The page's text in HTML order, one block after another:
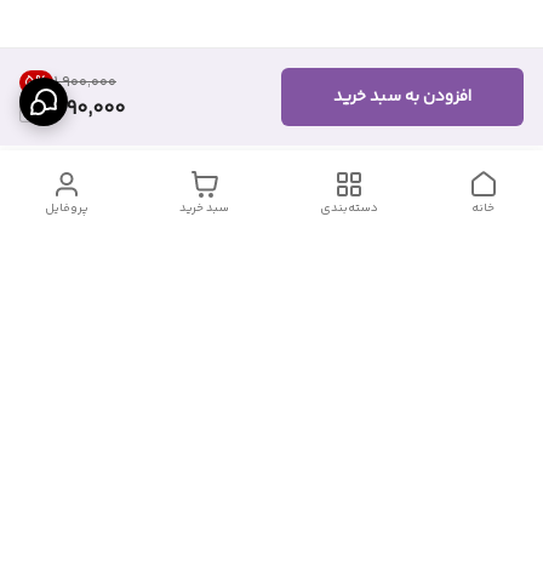
۱٬۹۰۰٬۰۰۰ 5%
1,790,000 افزودن به سبد خرید
پروفایل سبد خرید دسته‌بندی خانه